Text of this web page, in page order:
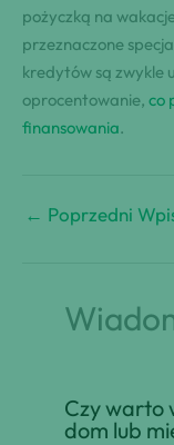
pożyczką na
przeznaczone
kredytów są zwykle
oprocentowanie, co
finansowania.
← Poprzedni
Czy warto
dom lub